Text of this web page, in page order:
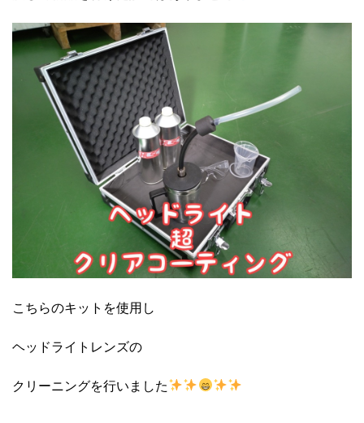
こちらのキットを使用し
ヘッドライトレンズの
クリーニングを行いました